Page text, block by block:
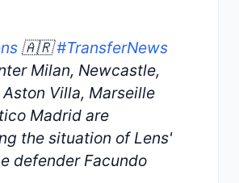
🇦🇷#TransferNews
Milan, Newcastle,
Villa, Marseille
Madrid are
the situation of Lens'
defender Facundo